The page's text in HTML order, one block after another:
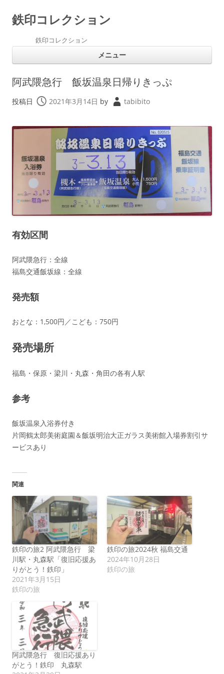
鉄印コレクション
鉄印コレクション
メニュー
阿武隈急行 飯坂温泉日帰りきっぷ
投稿日 2021年3月14日 by tabibito
有効区間
阿武隈急行：全線
福島交通飯坂線：全線
発売額
おとな：1,500円／こども：750円
発売場所
福島・保原・梁川・丸森・角田の各有人駅
参考
飯坂温泉入浴券付き
片岡鶴太郎美術庭園＆飯坂明治大正ガラス美術館入場券割引サ
ービスあり
関連
鉄印の旅2 阿武隈急行 梁
川駅・丸森駅「復旧応援あ
りがとう！鉄印」
2021年3月15日
鉄印の旅
鉄印の旅2024秋 福島交通
2024年10月28日
鉄印の旅
阿武隈急行 復旧応援あり
がとう！鉄印 丸森駅